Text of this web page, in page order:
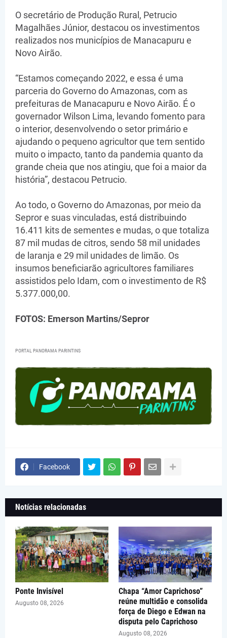
O secretário de Produção Rural, Petrucio
Magalhães Júnior, destacou os investimentos
realizados nos municípios de Manacapuru e
Novo Airão.
“Estamos começando 2022, e essa é uma
parceria do Governo do Amazonas, com as
prefeituras de Manacapuru e Novo Airão. É o
governador Wilson Lima, levando fomento para
o interior, desenvolvendo o setor primário e
ajudando o pequeno agricultor que tem sentido
muito o impacto, tanto da pandemia quanto da
grande cheia que nos atingiu, que foi a maior da
história”, destacou Petrucio.
Ao todo, o Governo do Amazonas, por meio da
Sepror e suas vinculadas, está distribuindo
16.411 kits de sementes e mudas, o que totaliza
87 mil mudas de citros, sendo 58 mil unidades
de laranja e 29 mil unidades de limão. Os
insumos beneficiarão agricultores familiares
assistidos pelo Idam, com o investimento de R$
5.377.000,00.
FOTOS: Emerson Martins/Sepror
PORTAL PANORAMA PARINTINS
Facebook
Notícias relacionadas
Ponte Invisível
Augusto 08, 2026
Chapa “Amor Caprichoso”
reúne multidão e consolida
força de Diego e Edwan na
disputa pelo Caprichoso
Augusto 08, 2026